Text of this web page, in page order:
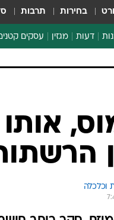
בחירות תרבות
פיננסית
דעות מגזין עסקים
וכלכלה